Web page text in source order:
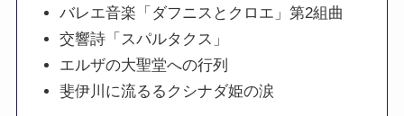
バレエ音楽「ダフニスとクロエ」第2組曲
交響詩「スパルタクス」
エルザの大聖堂への行列
斐伊川に流るるクシナダ姫の涙